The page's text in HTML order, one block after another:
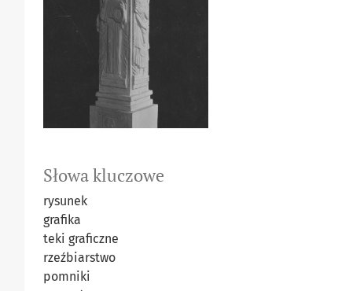
Słowa kluczowe
rysunek
grafika
teki graficzne
rzeźbiarstwo
pomniki